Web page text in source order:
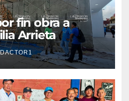
fin obra a
Arrieta